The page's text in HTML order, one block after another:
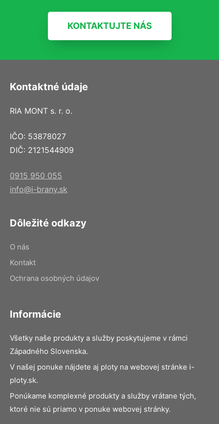
KONTAKTUJTE NÁS
Kontaktné údaje
RIA MONT s. r. o.
IČO: 53878027
DIČ: 2121544909
0915 950 055
info@i-brany.sk
Dôležité odkazy
O nás
Kontakt
Ochrana osobných údajov
Informácie
Všetky naše produkty a služby poskytujeme v rámci
Západného Slovenska.
V našej ponuke nájdete aj ploty na webovej stránke i-
ploty.sk.
Ponúkame komplexné produkty a služby vrátane tých,
ktoré nie sú priamo v ponuke webovej stránky.